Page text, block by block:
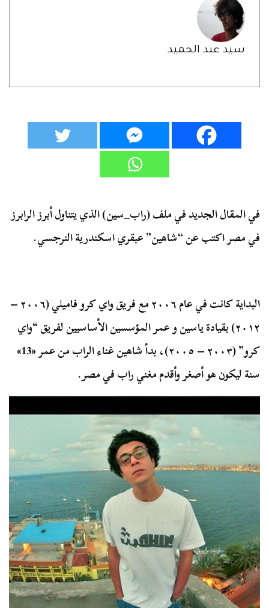
سيد عبد الحميد
في المقال الجديد في ملف (راب_سين) الذي يتناول أبرز الرابرز
في مصر اكتب عن “شاهين” عبقري اسكندرية النرجسي.
البداية كانت في عام ٢٠٠٦ مع فريق واي كرو فاميلي (٢٠٠٦ –
٢٠١٢) بقيادة ياسين و عمر المؤسسين الأساسيين لفريق “واي
كرو” (٢٠٠٣ – ٢٠٠٥)، بدأ شاهين غناء الراب من عمر «13»
سنة ليكون هو أصغر وأقدم مغني راب في مصر.